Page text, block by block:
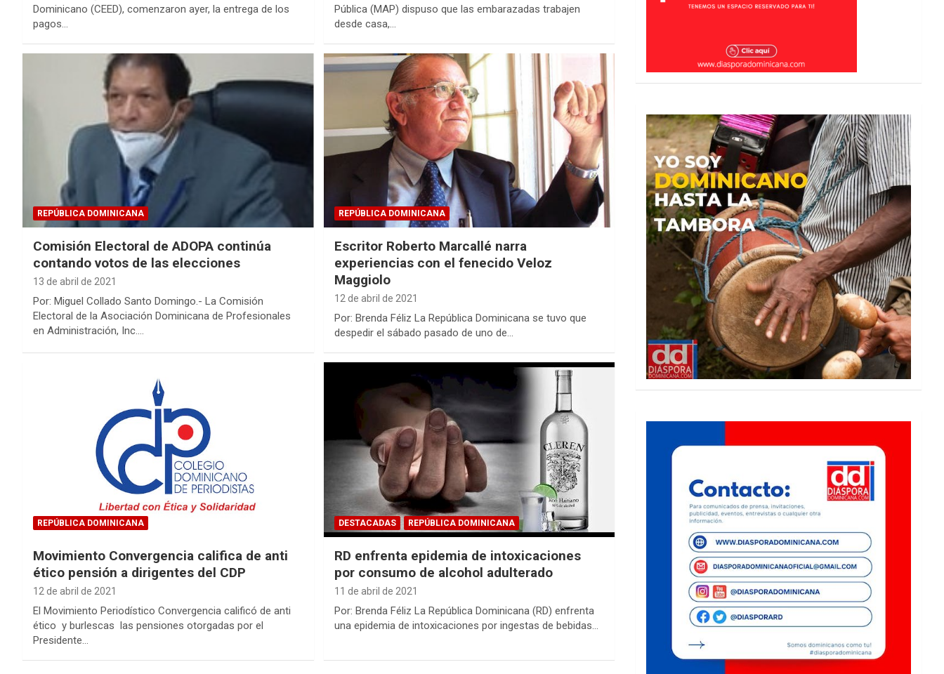
Dominicano (CEED), comenzaron ayer, la entrega de los
pagos…
Pública (MAP) dispuso que las embarazadas trabajen
desde casa,…
REPÚBLICA DOMINICANA
Comisión Electoral de ADOPA continúa
contando votos de las elecciones
13 de abril de 2021
Por: Miguel Collado Santo Domingo.- La Comisión
Electoral de la Asociación Dominicana de Profesionales
en Administración, Inc.…
REPÚBLICA DOMINICANA
Escritor Roberto Marcallé narra
experiencias con el fenecido Veloz
Maggiolo
12 de abril de 2021
Por: Brenda Féliz La República Dominicana se tuvo que
despedir el sábado pasado de uno de…
REPÚBLICA DOMINICANA
Movimiento Convergencia califica de anti
ético pensión a dirigentes del CDP
12 de abril de 2021
El Movimiento Periodístico Convergencia calificó de anti
ético y burlescas las pensiones otorgadas por el
Presidente…
DESTACADAS REPÚBLICA DOMINICANA
RD enfrenta epidemia de intoxicaciones
por consumo de alcohol adulterado
11 de abril de 2021
Por: Brenda Féliz La República Dominicana (RD) enfrenta
una epidemia de intoxicaciones por ingestas de bebidas…